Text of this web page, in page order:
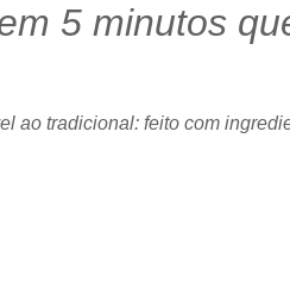
5 minutos
ao tradicional: feito com